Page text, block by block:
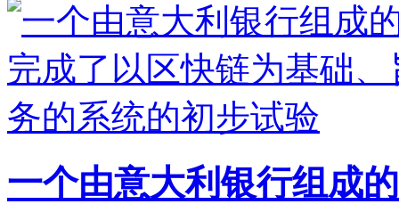
一个由意大利银行组成